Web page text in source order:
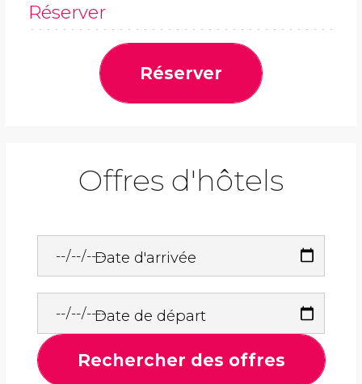
Réserver
Réserver
Offres d'hôtels
Date d'arrivée
Date de départ
Rechercher des offres